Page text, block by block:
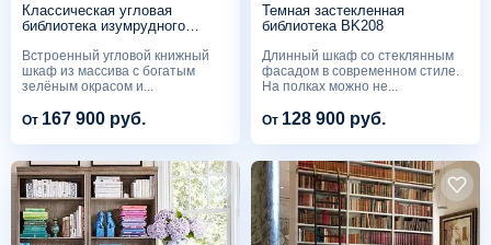
Контакты
Классическая угловая
библиотека изумрудного
Встроенный угловой книжный
шкаф из массива с богатым
зелёным окрасом и...
От 167 900 руб.
Темная застекленная
библиотека BK208
Длинный шкаф со стеклянным
фасадом в современном стиле.
На полках можно не...
От 128 900 руб.